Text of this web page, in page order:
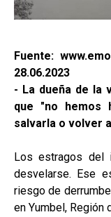
Fuente:
28.06.2023
- La dueña de la
que "no hemos
salvarla o volver
Los estragos del
desvelarse. Ese
riesgo de
en Yumbel, Región